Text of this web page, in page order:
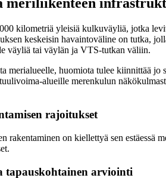
kilometriä yleisiä kulkuväyliä, jotka
keskeisin havaintoväline on tutka,
väyliä tai väylän ja VTS-tutkan väliin.
merialueelle, huomiota tulee kiinnittää
alueille merenkulun
rajoitukset
rakentaminen on kiellettyä sen estäessä
tapauskohtainen arviointi